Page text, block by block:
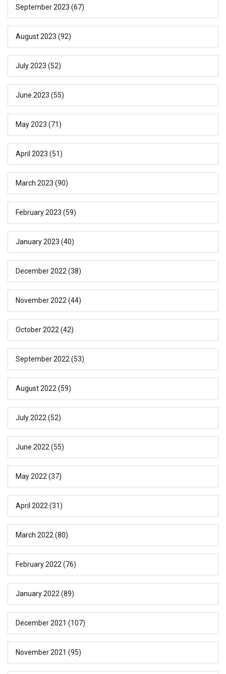
September 2023 (67)
August 2023 (92)
July 2023 (52)
June 2023 (55)
May 2023 (71)
April 2023 (51)
March 2023 (90)
February 2023 (59)
January 2023 (40)
December 2022 (38)
November 2022 (44)
October 2022 (42)
September 2022 (53)
August 2022 (59)
July 2022 (52)
June 2022 (55)
May 2022 (37)
April 2022 (31)
March 2022 (80)
February 2022 (76)
January 2022 (89)
December 2021 (107)
November 2021 (95)